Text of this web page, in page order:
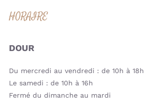
HORAIRE
DOUR
Du mercredi au vendredi : de 10h à 18h
Le samedi : de 10h à 16h
Fermé du dimanche au mardi